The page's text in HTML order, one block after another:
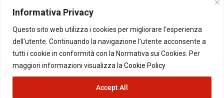
Informativa Privacy
Questo sito web utilizza i cookies per migliorare l'esperienza
dell'utente. Continuando la navigazione l'utente acconsente a
tutti i cookie in conformità con la Normativa sui Cookies. Per
maggiori informazioni visualizza la Cookie Policy
Accept All
PUBBLICITA'
Per la tua pubblicità su questo Blog:
pubblicita@beppegrillo.it
© Copyright 2026 - Il Blog di Beppe Grillo. All Rights Reserved - Powered by